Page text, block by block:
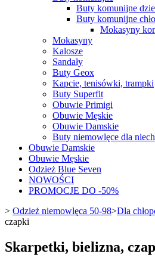
Buty komunijne
Buty komunijne
Mokasyny
Mokasyny
Kalosze
Sandały
Buty Geox
Kapcie, tenisówki, trampki
Buty Superfit
Obuwie Primigi
Obuwie Męskie
Obuwie Damskie
Buty niemowlęce dla
Obuwie Damskie
Obuwie Męskie
Odzież Blue Seven
NOWOŚCI
PROMOCJE DO -50%
> Odzież niemowlęca 50-98>Dla
czapki
Skarpetki, bielizna,